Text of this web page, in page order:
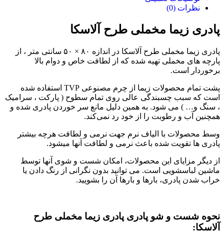
نظرات (0)
پادری زیما مخملی طرح آلاسکا
پادری زیما مخملی طرح آلاسکا در اندازه ۸۰ × ۵۰ سانتی متر ، از
پارچه های مخملی تهیه شده که از لطافت خاص و دوام بالا
برخوردار است.
پشت تمام محصولات زیما از چرم مصنوعی TVP استفاده شده
است که سبب چسبندگی عالی روی تمام سطوح ( پارکت ، سرامیک
، سنگ و… ) می شود. به همین دلیل مانع سر خوردن پادری شده و
همچنین آب و رطوبت را از خود رد نمی‌کند.
وسط محصولات با الیاف نرم جهت نرمی و لطافت هرچه بیشتر
پادری ها تقویت شده باعث نرمی و لطافت آنها میشود.
از دیگر مزایای این محصولات، امکان شست و شوی آنها توسط
ماشین لباسشویی است. می توانید بدون نگرانی از رنگ دادن یا
خراب شدن پادری، بارها و بارها آن را بشویید.
نحوه شست و شو پادری پادری زیما مخملی طرح
آلاسکا: